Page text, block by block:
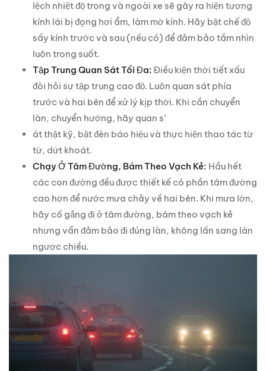
lệch nhiệt độ trong và ngoài xe sẽ gây ra hiện tượng
kính lái bị đọng hơi ẩm, làm mờ kính. Hãy bật chế độ
sấy kính trước và sau (nếu có) để đảm bảo tầm nhìn
luôn trong suốt.
Tập Trung Quan Sát Tối Đa: Điều kiện thời tiết xấu
đòi hỏi sự tập trung cao độ. Luôn quan sát phía
trước và hai bên để xử lý kịp thời. Khi cần chuyển
làn, chuyển hướng, hãy quan s’
át thật kỹ, bật đèn báo hiệu và thực hiện thao tác từ
từ, dứt khoát.
Chạy Ở Tâm Đường, Bám Theo Vạch Kẻ: Hầu hết
các con đường đều được thiết kế có phần tâm đường
cao hơn để nước mưa chảy về hai bên. Khi mưa lớn,
hãy cố gắng đi ở tâm đường, bám theo vạch kẻ
nhưng vẫn đảm bảo đi đúng làn, không lấn sang làn
ngược chiều.